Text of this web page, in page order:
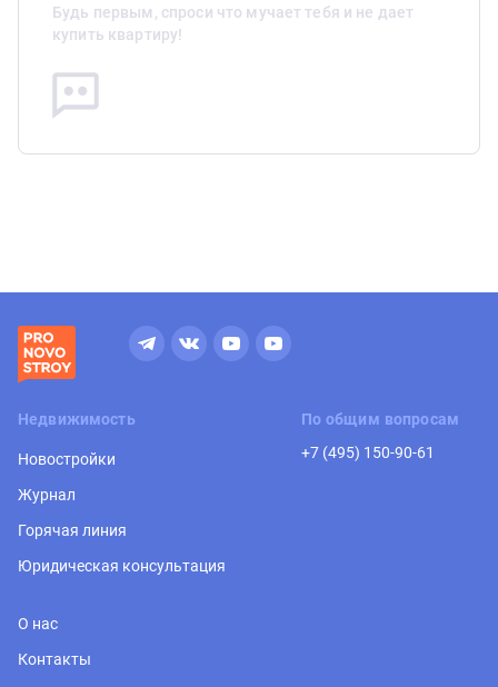
Будь первым, спроси что мучает тебя и не дает
купить квартиру!
Недвижимость
Новостройки
Журнал
Горячая линия
Юридическая консультация
По общим вопросам
+7 (495) 150-90-61
О нас
Контакты